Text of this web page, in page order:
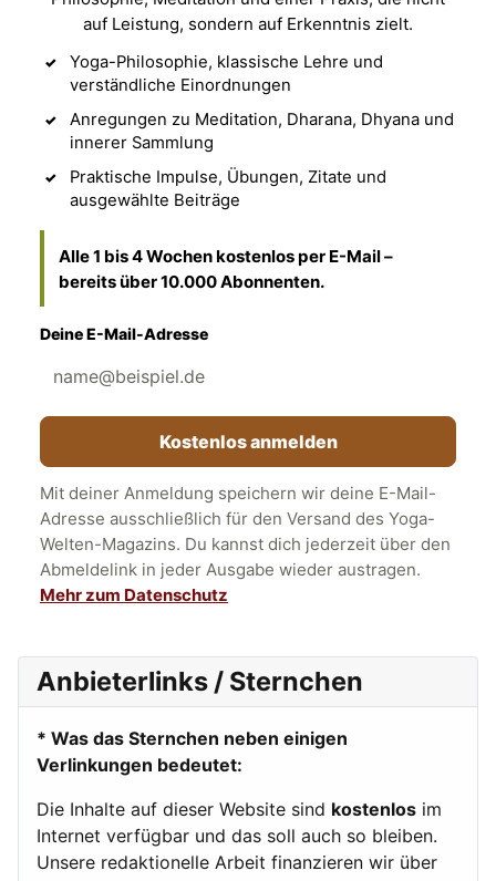
auf Leistung, sondern auf Erkenntnis zielt.
Yoga-Philosophie, klassische Lehre und
verständliche Einordnungen
Anregungen zu Meditation, Dharana, Dhyana und
innerer Sammlung
Praktische Impulse, Übungen, Zitate und
ausgewählte Beiträge
Alle 1 bis 4 Wochen kostenlos per E-Mail –
bereits über 10.000 Abonnenten.
Deine E-Mail-Adresse
Kostenlos anmelden
Mit deiner Anmeldung speichern wir deine E-Mail-
Adresse ausschließlich für den Versand des Yoga-
Welten-Magazins. Du kannst dich jederzeit über den
Abmeldelink in jeder Ausgabe wieder austragen.
Mehr zum Datenschutz
Anbieterlinks / Sternchen
* Was das Sternchen neben einigen
Verlinkungen bedeutet:
Die Inhalte auf dieser Website sind kostenlos im
Internet verfügbar und das soll auch so bleiben.
Unsere redaktionelle Arbeit finanzieren wir über